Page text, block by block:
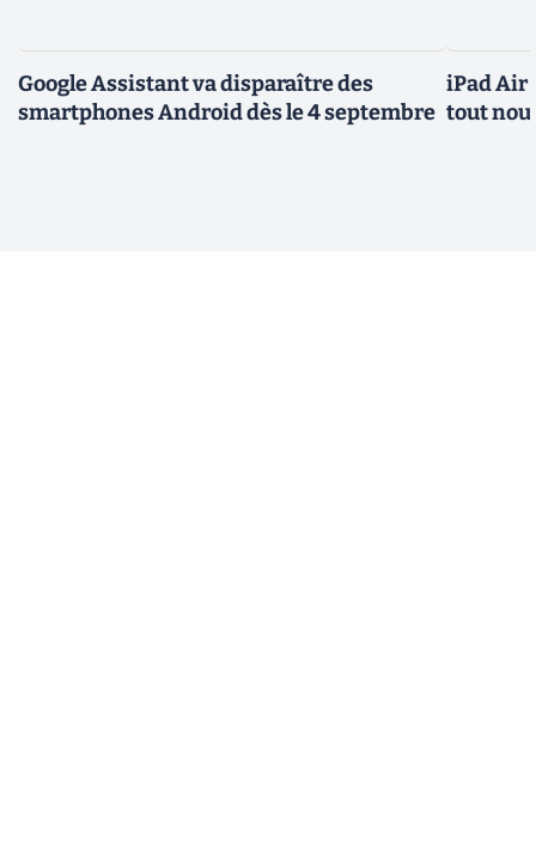
Google Assistant va disparaître des
smartphones Android dès le 4 septembre
iPad Air
tout